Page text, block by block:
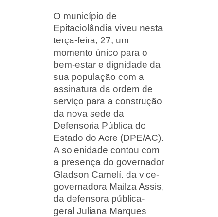
O município de
Epitaciolândia viveu nesta
terça-feira, 27, um
momento único para o
bem-estar e dignidade da
sua população com a
assinatura da ordem de
serviço para a construção
da nova sede da
Defensoria Pública do
Estado do Acre (DPE/AC).
A solenidade contou com
a presença do governador
Gladson Camelí, da vice-
governadora Mailza Assis,
da defensora pública-
geral Juliana Marques